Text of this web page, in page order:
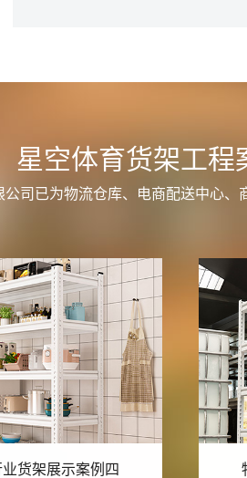
星空体育货架工程
司已为物流仓库、电商配送中心
货架展示案例三